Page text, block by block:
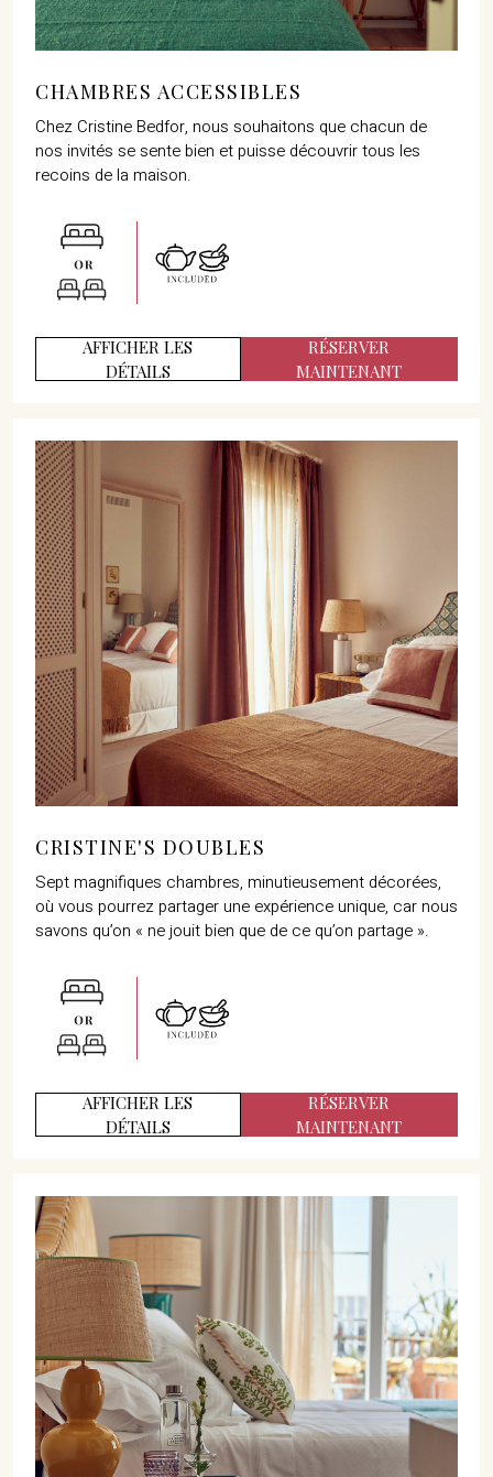
CHAMBRES ACCESSIBLES
Chez Cristine Bedfor, nous souhaitons que chacun de
nos invités se sente bien et puisse découvrir tous les
recoins de la maison.
AFFICHER LES
DÉTAILS
RÉSERVER
MAINTENANT
CRISTINE'S DOUBLES
Sept magnifiques chambres, minutieusement décorées,
où vous pourrez partager une expérience unique, car nous
savons qu’on « ne jouit bien que de ce qu’on partage ».
AFFICHER LES
DÉTAILS
RÉSERVER
MAINTENANT